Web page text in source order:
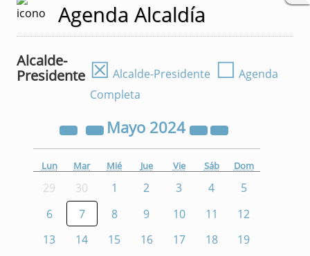
Agenda Alcaldía
Alcalde-
Presidente ☒ Alcalde-Presidente ☐ Agenda
Completa
Mayo 2024
Lun Mar Mié Jue Vie Sáb Dom
29 30 1 2 3 4
5
6
7 8 9 10 11
12
13
14 15 16 17 18
19